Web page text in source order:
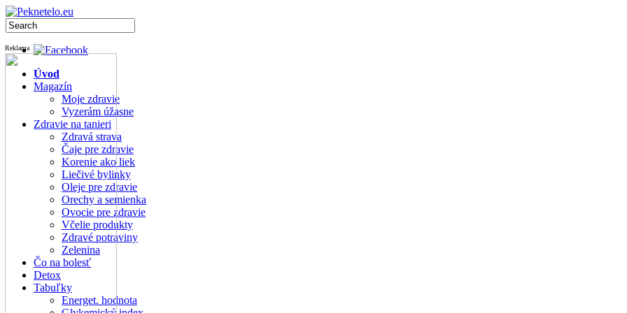
Reklama
Úvod
Magazín
Moje zdravie
Vyzerám úžasne
Zdravie na tanieri
Zdravá strava
Čaje pre zdravie
Korenie ako liek
Liečivé bylinky
Oleje pre zdravie
Orechy a semienka
Ovocie pre zdravie
Včelie produkty
Zdravé potraviny
Zelenina
Čo na bolesť
Detox
Tabuľky
Energet. hodnota